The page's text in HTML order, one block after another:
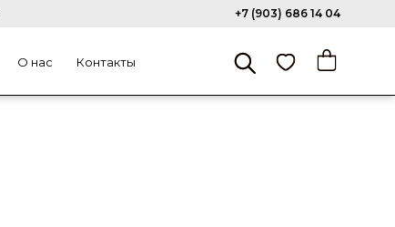
О нас Контакты
+7 (903) 686 14 04